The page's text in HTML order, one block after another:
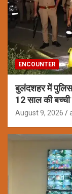
ENCOUNTER
बुलंदशहर में पुलिस
12 साल की बच्ची
August 9, 2026